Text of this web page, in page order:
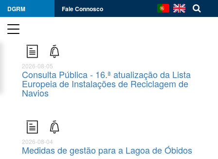
DGRM Fale Connosco
2026-08-05
Consulta Pública - 16.ª atualização da Lista
Europeia de Instalações de Reciclagem de
Navios
2026-08-04
Medidas de gestão para a Lagoa de Óbidos